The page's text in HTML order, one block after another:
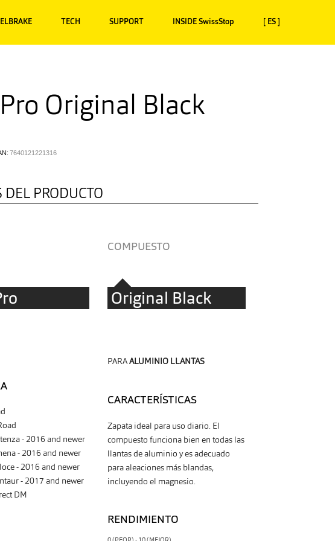
TECH SUPPORT INSIDE SwissStop [ ES ]
Original Black
7640121221316
DEL PRODUCTO
COMPUESTO
Original Black
- 2016 and newer
- 2016 and newer
- 2016 and newer
- 2017 and newer
DM
PARAALUMINIO LLANTAS
CARACTERÍSTICAS
Zapata ideal para uso diario. El
compuesto funciona bien en todas las
llantas de aluminio y es adecuado
para aleaciones más blandas,
incluyendo el magnesio.
RENDIMIENTO